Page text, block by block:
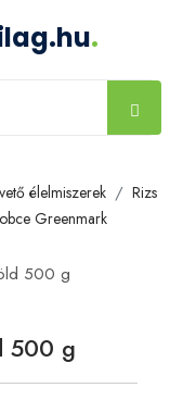
.
élelmiszerek
Rizs
Greenmark
500 g